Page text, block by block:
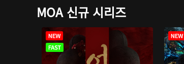
MOA 신규 시리즈